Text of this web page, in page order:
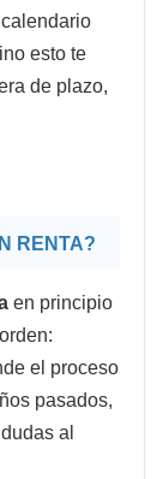
esto te
de plazo,
RENTA?
en principio
el proceso
pasados,
al